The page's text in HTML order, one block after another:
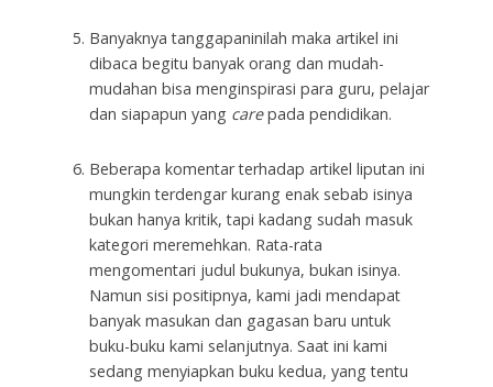
Banyaknya tanggapaninilah maka artikel ini
dibaca begitu banyak orang dan mudah-
mudahan bisa menginspirasi para guru, pelajar
dan siapapun yang carepada pendidikan.
Beberapa komentar terhadap artikel liputan ini
mungkin terdengar kurang enak sebab isinya
bukan hanya kritik, tapi kadang sudah masuk
kategori meremehkan. Rata-rata
mengomentari judul bukunya, bukan isinya.
Namun sisi positipnya, kami jadi mendapat
banyak masukan dan gagasan baru untuk
buku-buku kami selanjutnya. Saat ini kami
sedang menyiapkan buku kedua, yang tentu